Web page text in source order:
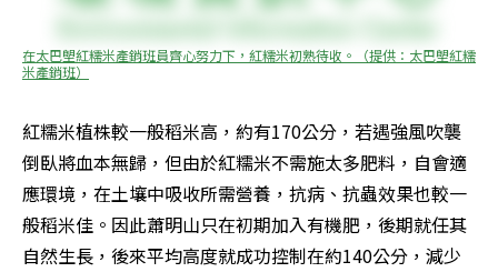
在太巴塱紅糯米產銷班員齊心努力下，紅糯米初熟待收。（提供：太巴塱紅糯
米產銷班）
紅糯米植株較一般稻米高，約有170公分，若遇強風吹襲
倒臥將血本無歸，但由於紅糯米不需施太多肥料，自會適
應環境，在土壤中吸收所需營養，抗病、抗蟲效果也較一
般稻米佳。因此蕭明山只在初期加入有機肥，後期就任其
自然生長，後來平均高度就成功控制在約140公分，減少